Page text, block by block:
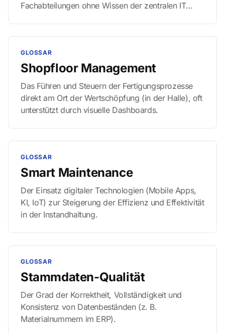
Fachabteilungen ohne Wissen der zentralen IT
GLOSSAR
Shopfloor Management
Das Führen und Steuern der Fertigungsprozesse
direkt am Ort der Wertschöpfung (in der Halle), oft
unterstützt durch visuelle Dashboards.
GLOSSAR
Smart Maintenance
Der Einsatz digitaler Technologien (Mobile Apps,
KI, IoT) zur Steigerung der Effizienz und Effektivität
in der Instandhaltung.
GLOSSAR
Stammdaten-Qualität
Der Grad der Korrektheit, Vollständigkeit und
Konsistenz von Datenbeständen (z. B.
Materialnummern im ERP).